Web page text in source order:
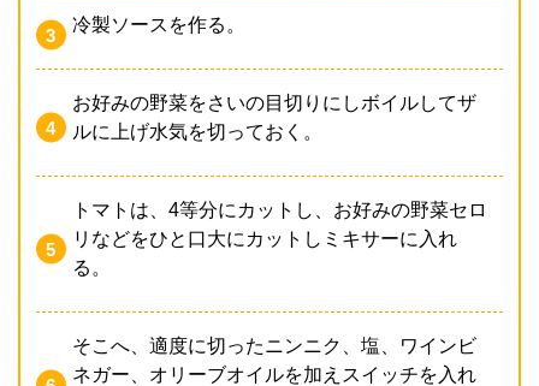
冷製ソースを作る。
お好みの野菜をさいの目切りにしボイルしてザ
ルに上げ水気を切っておく。
トマトは、4等分にカットし、お好みの野菜セロ
リなどをひと口大にカットしミキサーに入れ
る。
そこへ、適度に切ったニンニク、塩、ワインビ
ネガー、オリーブオイルを加えスイッチを入れ